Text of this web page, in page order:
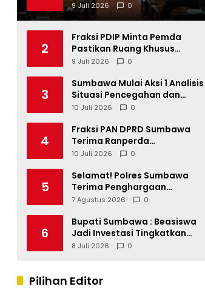
Tahun 2025
9 Juli 2026 0
2
Fraksi PDIP Minta Pemda
Pastikan Ruang Khusus
Produk UMKM Lokal di Ritel
9 Juli 2026 0
3
Sumbawa Mulai Aksi 1 Analisis
Situasi Pencegahan dan
Percepatan Penurunan
10 Juli 2026 0
4
Fraksi PAN DPRD Sumbawa
Terima Ranperda
Pertanggungjawaban APBD
Miliar dan Kinerja OPD
10 Juli 2026 0
5
Selamat! Polres Sumbawa
Terima Penghargaan
Pelayanan Prima dari Kapolri
7 Agustus 2026 0
6
Bupati Sumbawa : Beasiswa
Jadi Investasi Tingkatkan
Kualitas SDM
8 Juli 2026 0
Pilihan Editor